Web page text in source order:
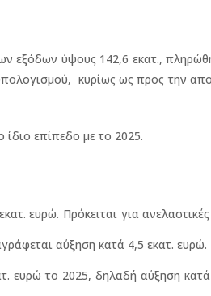
εξόδων ύψους 142,6 εκατ.,
κυρίως ως προς την
επίπεδο με το 2025.
ευρώ. Πρόκειται για
αύξηση κατά 4,5 εκατ. ευρώ.
ευρώ το 2025, δηλαδή αύξηση